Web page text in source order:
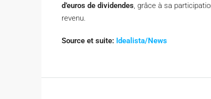
d’euros de dividendes, grâce à sa
revenu.
Source et suite: Idealista/News